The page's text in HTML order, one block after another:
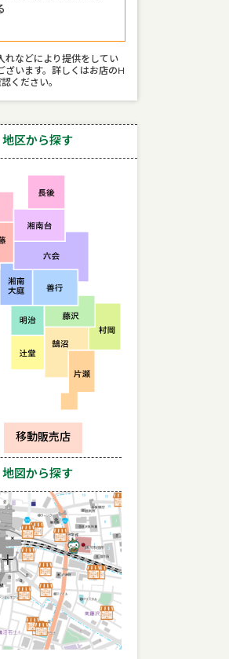
れなどにより提供をしてい
ざいます。詳しくはお店のH
ください。
地区から探す
移動販売店
地図から探す